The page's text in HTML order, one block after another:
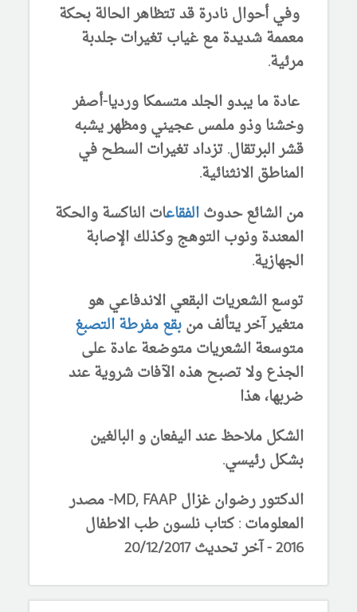
وفي أحوال نادرة قد تتظاهر الحالة بحكة
معممة شديدة مع غياب تغيرات جلدبة
مرئية.
عادة ما يبدو الجلد متسمكا ورديا-أصفر
وخشنا وذو ملمس عجيني ومظهر يشبه
قشر البرتقال. تزداد تغيرات السطح في
المناطق الانثنائية.
من الشائع حدوثالفقاعات الناكسة والحكة
المعندة ونوب التوهج وكذلك الإصابة
الجهازية.
توسع الشعريات البقعي الاندفاعي هو
متغير آخر يتألف منبقع مفرطة التصبغ
متوسعة الشعريات متوضعة عادة على
الجذع ولا تصبح هذه الآفات شروية عند
ضربها، هذا
الشكل ملاحظ عند اليفعان و البالغين
بشكل رئيسي.
الدكتور رضوان غزال MD, FAAP-
مصدر
المعلومات : كتاب نلسون طب الاطفال
2016 - آخر تحديث 20/12/2017